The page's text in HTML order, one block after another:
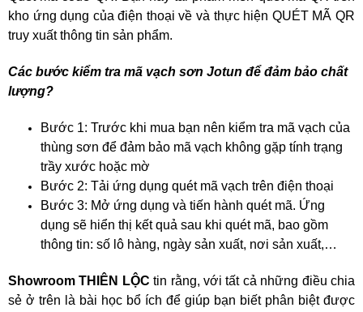
kho ứng dụng của điện thoại về và thực hiện QUÉT MÃ QR
truy xuất thông tin sản phẩm.
Các bước kiểm tra mã vạch sơn Jotun để đảm bảo chất
lượng?
Bước 1: Trước khi mua bạn nên kiểm tra mã vạch của
thùng sơn để đảm bảo mã vạch không gặp tính trạng
trầy xước hoặc mờ
Bước 2: Tải ứng dụng quét mã vạch trên điện thoại
Bước 3: Mở ứng dụng và tiến hành quét mã. Ứng
dụng sẽ hiển thị kết quả sau khi quét mã, bao gồm
thông tin: số lô hàng, ngày sản xuất, nơi sản xuất,…
Showroom THIÊN LỘC tin rằng, với tất cả những điều chia
sẻ ở trên là bài học bổ ích để giúp bạn biết phân biệt được